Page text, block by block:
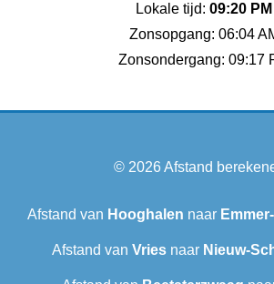
Lokale tijd: 09:20 PM
Zonsopgang: 06:04
Zonsondergang: 09:17
© 2026Afstand
Afstand van Hooghalen naar
Afstand van Vries naar Nieuw-